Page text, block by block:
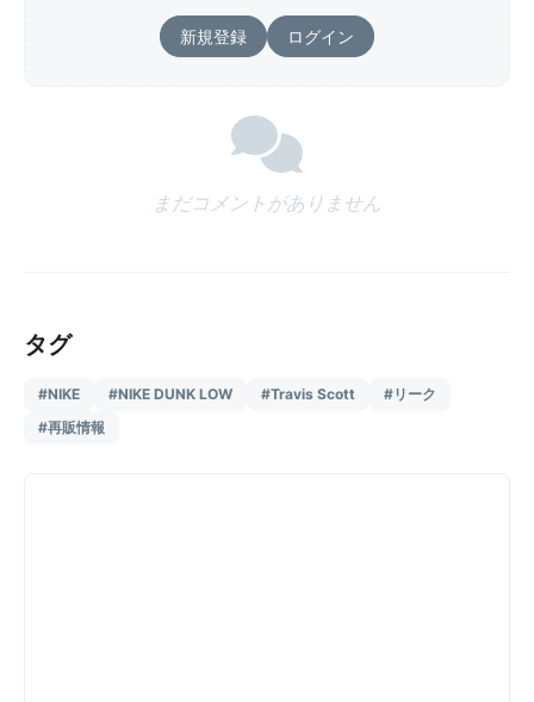
新規登録 ログイン
まだコメントがありません
タグ
#NIKE #NIKE DUNK LOW #Travis Scott
#リーク
#再販情報